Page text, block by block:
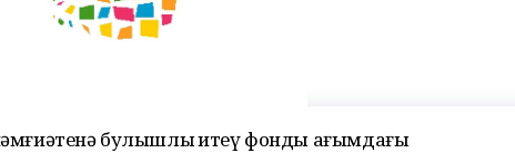
булышлыҡ итеү фонды ағымдағы